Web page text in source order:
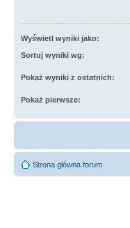
Wyświetl wyniki jako:
Sortuj wyniki wg:
Pokaż wyniki z ostatnich:
Pokaż pierwsze:
Strona główna forum